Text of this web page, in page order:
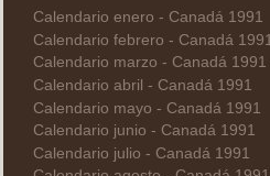
Calendario enero - Canadá 1991
Calendario febrero - Canadá 1991
Calendario marzo - Canadá 1991
Calendario abril - Canadá 1991
Calendario mayo - Canadá 1991
Calendario junio - Canadá 1991
Calendario julio - Canadá 1991